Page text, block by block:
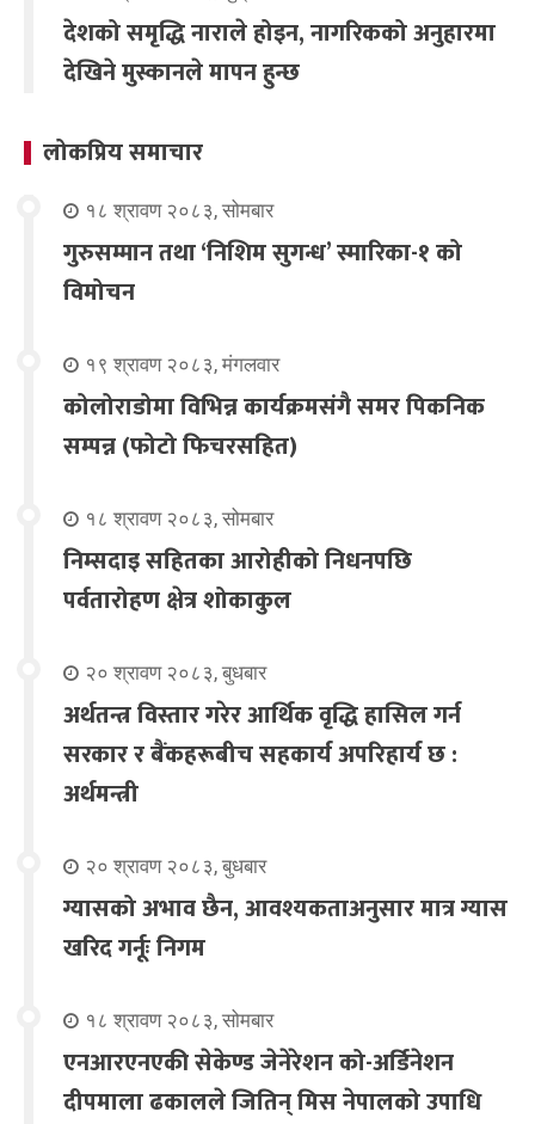
देशको समृद्धि नाराले होइन, नागरिकको अनुहारमा
देखिने मुस्कानले मापन हुन्छ
लोकप्रिय समाचार
१८ श्रावण २०८३, सोमबार
गुरुसम्मान तथा ‘निशिम सुगन्ध’ स्मारिका-१ को
विमोचन
१९ श्रावण २०८३, मंगलवार
कोलोराडोमा विभिन्न कार्यक्रमसंगै समर पिकनिक
सम्पन्न (फोटो फिचरसहित)
१८ श्रावण २०८३, सोमबार
निम्सदाइ सहितका आरोहीको निधनपछि
पर्वतारोहण क्षेत्र शोकाकुल
२० श्रावण २०८३, बुधबार
अर्थतन्त्र विस्तार गरेर आर्थिक वृद्धि हासिल गर्न
सरकार र बैंकहरूबीच सहकार्य अपरिहार्य छ :
अर्थमन्त्री
२० श्रावण २०८३, बुधबार
ग्यासको अभाव छैन, आवश्यकताअनुसार मात्र ग्यास
खरिद गर्नूः निगम
१८ श्रावण २०८३, सोमबार
एनआरएनएकी सेकेण्ड जेनेरेशन को-अर्डिनेशन
दीपमाला ढकालले जितिन् मिस नेपालको उपाधि